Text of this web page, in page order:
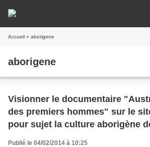
Accueil » aborigene
aborigene
Visionner le documentaire
des premiers hommes" sur le
pour sujet la culture aborigène
jusqu'à nos jours
Publié le 04/02/2014 à 10:25